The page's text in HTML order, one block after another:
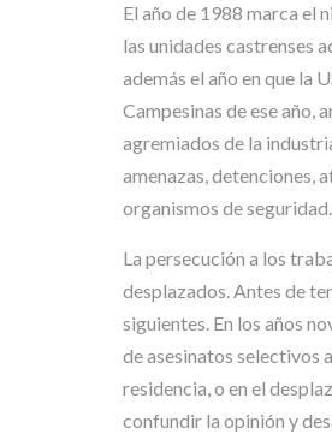
El año de 1988 marca el
las unidades castrenses
además el año en que la
Campesinas de ese
agremiados de la
amenazas, detenciones,
organismos de seguridad.
La persecución a los
desplazados. Antes de
siguientes. En los años
de asesinatos selectivos
residencia, o en el
confundir la opinión y